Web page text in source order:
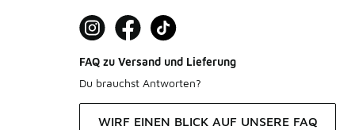
FAQ zu Versand und Lieferung
Du brauchst Antworten?
WIRF EINEN BLICK AUF UNSERE FAQ